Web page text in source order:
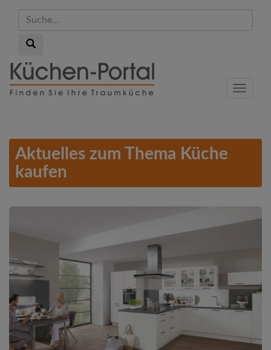
Suche...
Skip
to
main
Menu
Aktuelles zum Thema Küche
kaufen